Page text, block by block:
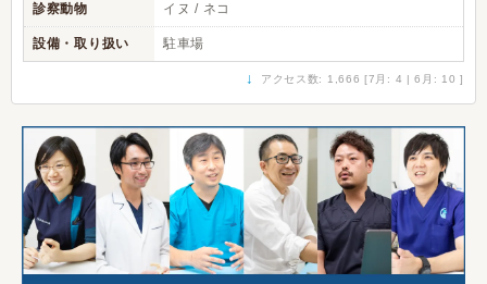
診察動物 イヌ / ネコ
設備・取り扱い 駐車場
↓ アクセス数: 1,666 [7月: 4 | 6月: 10 ]